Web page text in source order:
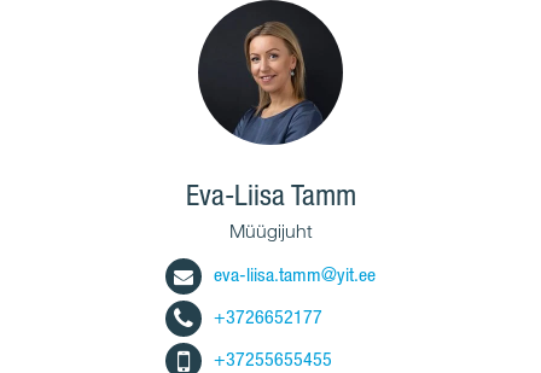
Eva-Liisa Tamm
Müügijuht
eva-liisa.tamm@yit.ee
+3726652177
+37255655455